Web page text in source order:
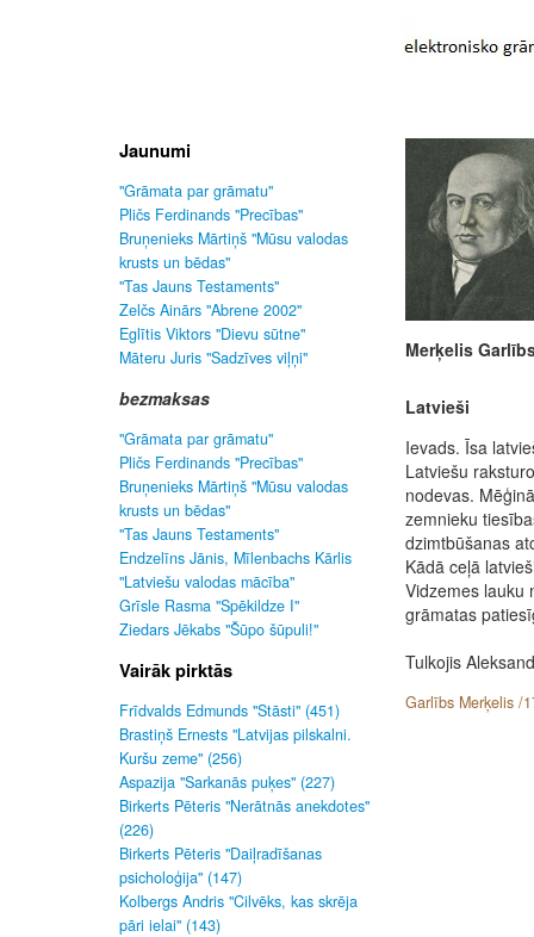
Jaunumi
"Grāmata par grāmatu"
Pličs Ferdinands "Precības"
Bruņenieks Mārtiņš "Mūsu valodas
krusts un bēdas"
"Tas Jauns Testaments"
Zelčs Ainārs "Abrene 2002"
Eglītis Viktors "Dievu sūtne"
Māteru Juris "Sadzīves viļņi"
bezmaksas
"Grāmata par grāmatu"
Pličs Ferdinands "Precības"
Bruņenieks Mārtiņš "Mūsu valodas
krusts un bēdas"
"Tas Jauns Testaments"
Endzelīns Jānis, Mīlenbachs Kārlis
"Latviešu valodas mācība"
Grīsle Rasma "Spēkildze I"
Ziedars Jēkabs "Šūpo šūpuli!"
Vairāk pirktās
Frīdvalds Edmunds "Stāsti" (451)
Brastiņš Ernests "Latvijas pilskalni.
Kuršu zeme" (256)
Aspazija "Sarkanās puķes" (227)
Birkerts Pēteris "Nerātnās anekdotes"
(226)
Birkerts Pēteris "Daiļradīšanas
psicholoģija" (147)
Kolbergs Andris "Cilvēks, kas skrēja
pāri ielai" (143)
Merķelis
Latvieši
Ievads. Īsa
Latviešu
nodevas.
zemnieku
dzimtbūšanas
Kādā ceļā
Vidzemes lauku
grāmatas
Tulkojis
Garlībs Merķelis /